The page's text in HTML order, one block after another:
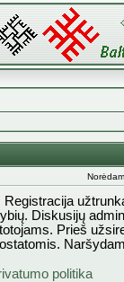
Registracija
Diskusijų
Prieš
politika